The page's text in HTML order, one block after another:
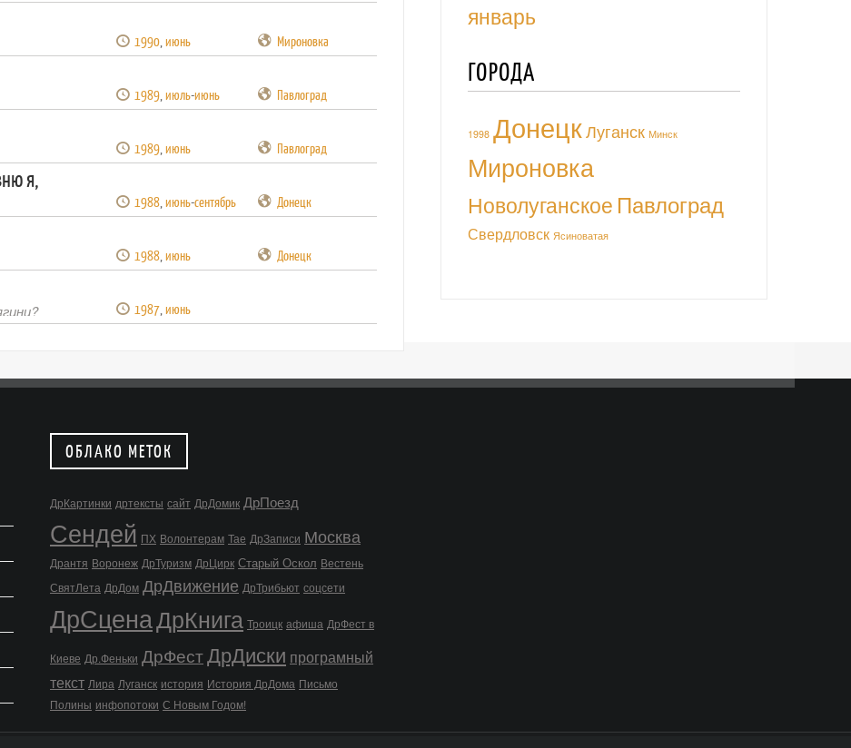
1990,июнь Мироновка
1989,июль-июнь Павлоград
1989,июнь Павлоград
я,
1988,июнь-сентябрь Донецк
1988,июнь Донецк
1987,июнь
январь
ГОРОДА
1998 ДонецкЛуганск Минск
Мироновка
Новолуганское Павлоград
Свердловск Ясиноватая
ОБЛАКО МЕТОК
ДрКартинки дртексты сайт ДрДомик ДрПоезд
Сендей ПХ Волонтерам Тае ДрЗаписи Москва
Дрантя Воронеж ДрТуризм ДрЦирк Старый Оскол Вестень
СвятЛета ДрДом ДрДвижение ДрТрибьют соцсети
ДрСценаДрКнига Троицк афиша ДрФест в
Киеве Др.Феньки ДрФестДрДиски програмный
текст Лира Луганск история История ДрДома Письмо
Полины инфопотоки С Новым Годом!